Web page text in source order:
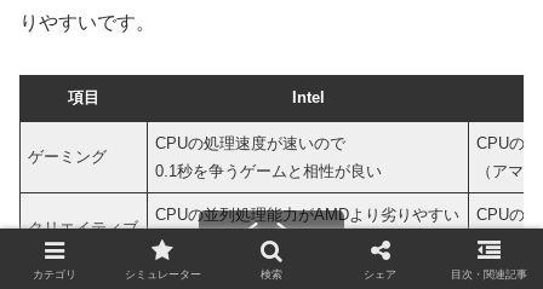
りやすいです。
項目 Intel
ゲーミング
CPUの処理速度が速いので
0.1秒を争うゲームと相性が良い
CPUの
（アマ
クリエイティブ
CPUの並列処理能力がAMDより劣りやすい
（アマチュアには分からないレベル）
CPUの
動画編
カテゴリ シミュレーター 検索 シェア 目次・関連記事